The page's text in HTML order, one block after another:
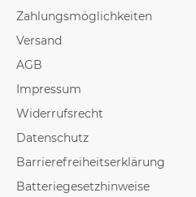
Zahlungsmöglichkeiten
Versand
AGB
Impressum
Widerrufsrecht
Datenschutz
Barrierefreiheitserklärung
Batteriegesetzhinweise